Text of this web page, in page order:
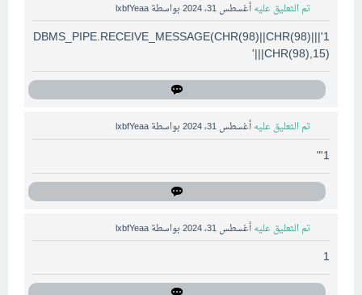
تم التعليق عليه أغسطس 31، 2024 بواسطة lxbfYeaa
1'||DBMS_PIPE.RECEIVE_MESSAGE(CHR(98)||CHR(98)|
|CHR(98),15)||'
تم التعليق عليه أغسطس 31، 2024 بواسطة lxbfYeaa
1'"
تم التعليق عليه أغسطس 31، 2024 بواسطة lxbfYeaa
1